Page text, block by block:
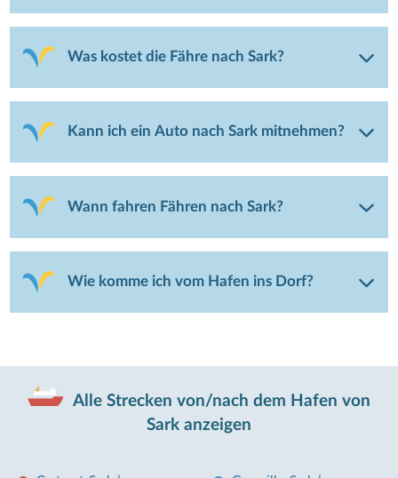
Was kostet die Fähre nach Sark?
Kann ich ein Auto nach Sark mitnehmen?
Wann fahren Fähren nach Sark?
Wie komme ich vom Hafen ins Dorf?
Alle Strecken von/nach dem Hafen von
Sark anzeigen